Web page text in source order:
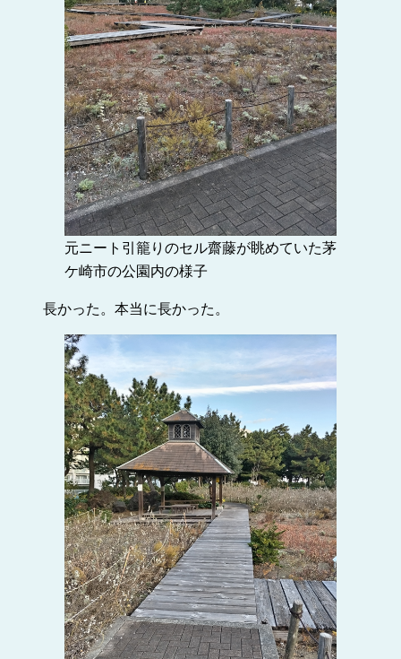
元ニート引籠りのセル齋藤が眺めていた茅
ケ崎市の公園内の様子
長かった。本当に長かった。